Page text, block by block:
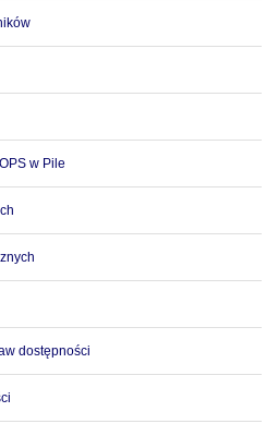
w Pile
dostępności